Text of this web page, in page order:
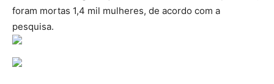
foram mortas 1,4 mil mulheres, de acordo com a
pesquisa.